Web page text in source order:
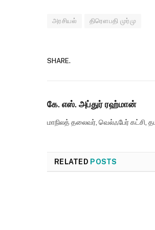
அரசியல் திரௌபதி முர்மு
SHARE.
கே. எஸ். அப்துர் ரஹ்மான்
மாநிலத் தலைவர், வெல்ஃபேர் கட்சி,
RELATED POSTS